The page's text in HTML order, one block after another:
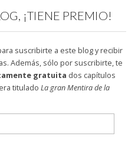
¡TIENE PREMIO!
suscribirte a este blog y recibir
Además, sólo por suscribirte, te
gratuita dos capítulos
titulado La gran Mentira de la